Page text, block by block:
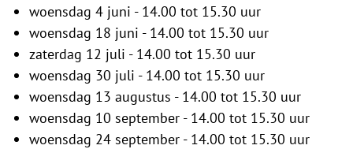
woensdag 4 juni - 14.00 tot 15.30 uur
woensdag 18 juni - 14.00 tot 15.30 uur
zaterdag 12 juli - 14.00 tot 15.30 uur
woensdag 30 juli - 14.00 tot 15.30 uur
woensdag 13 augustus - 14.00 tot 15.30 uur
woensdag 10 september - 14.00 tot 15.30 uur
woensdag 24 september - 14.00 tot 15.30 uur